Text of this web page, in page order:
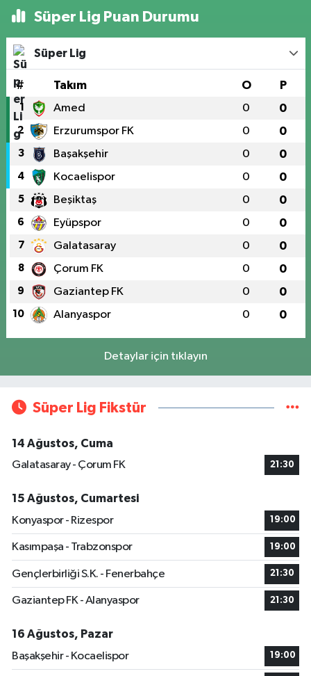
Süper Lig Puan Durumu
Süper Lig
# Takım O P
1 Amed 0 0
2 Erzurumspor FK 0 0
3 Başakşehir 0 0
4 Kocaelispor 0 0
5 Beşiktaş 0 0
6 Eyüpspor 0 0
7 Galatasaray 0 0
8 Çorum FK 0 0
9 Gaziantep FK 0 0
10 Alanyaspor 0 0
Detaylar için tıklayın
Süper Lig Fikstür
14 Ağustos, Cuma
Galatasaray - Çorum FK
21:30
15 Ağustos, Cumartesi
Konyaspor - Rizespor
19:00
Kasımpaşa - Trabzonspor 19:00
Gençlerbirliği S.K. - Fenerbahçe 21:30
Gaziantep FK - Alanyaspor 21:30
16 Ağustos, Pazar
Başakşehir - Kocaelispor
19:00